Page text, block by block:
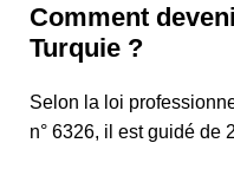
Comment
Turquie ?
Selon la loi
n° 6326, il est guidé de